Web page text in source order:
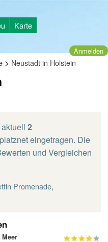
Karte
Anmelden
> Neustadt in Holstein
2
eingetragen. Die
und Vergleichen
Promenade,